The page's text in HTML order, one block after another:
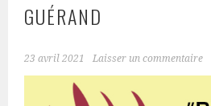
GUÉRAND
23 avril 2021 Laisser un commentaire